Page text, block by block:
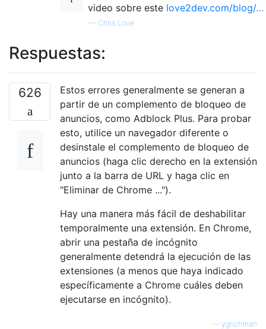
video sobre este love2dev.com/blog/…
— Chris Love
Respuestas:
626
Estos errores generalmente se generan a
partir de un complemento de bloqueo de
anuncios, como Adblock Plus. Para probar
esto, utilice un navegador diferente o
desinstale el complemento de bloqueo de
anuncios (haga clic derecho en la extensión
junto a la barra de URL y haga clic en
"Eliminar de Chrome ...").
Hay una manera más fácil de deshabilitar
temporalmente una extensión. En Chrome,
abrir una pestaña de incógnito
generalmente detendrá la ejecución de las
extensiones (a menos que haya indicado
específicamente a Chrome cuáles deben
ejecutarse en incógnito).
ygrichman